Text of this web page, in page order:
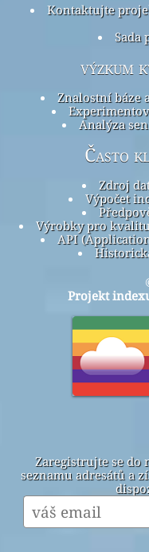
Kontaktujte
Sada
výzkum
Znalostní báze
Analýza
Často
Zdroj
Výpočet
Výrobky pro
API
Projekt
Zaregistrujte se do
seznamu adresátů a